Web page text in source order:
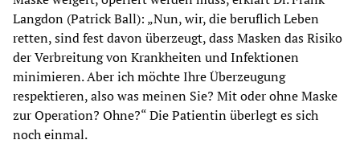
Langdon (Patrick Ball): „Nun, wir, die beruflich Leben
retten, sind fest davon überzeugt, dass Masken das Risiko
der Verbreitung von Krankheiten und Infektionen
minimieren. Aber ich möchte Ihre Überzeugung
respektieren, also was meinen Sie? Mit oder ohne Maske
zur Operation? Ohne?“ Die Patientin überlegt es sich
noch einmal.